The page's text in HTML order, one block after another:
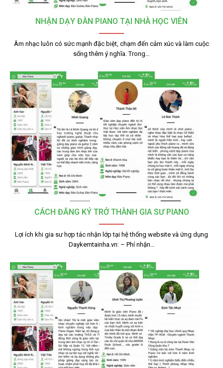
NHẬN DẠY ĐÀN PIANO TẠI NHÀ HỌC VIÊN
Âm nhạc luôn có sức mạnh đặc biệt, chạm đến cảm xúc và làm cuộc
sống thêm ý nghĩa. Trong…
CÁCH ĐĂNG KÝ TRỞ THÀNH GIA SƯ PIANO
Lợi ích khi gia sư hợp tác nhận lớp tại hệ thống website và ứng dụng
Daykemtainha.vn: – Phí nhận…